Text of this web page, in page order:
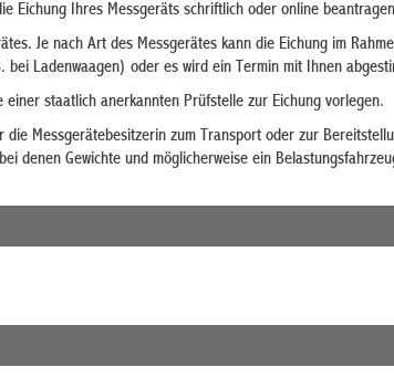
Eichung Ihres Messgeräts schriftlich oder online
Je nach Art des Messgerätes kann die Eichung im
Ladenwaagen) oder es wird ein Termin mit Ihnen
staatlich anerkannten Prüfstelle zur Eichung vorlegen.
Messgerätebesitzerin zum Transport oder zur
denen Gewichte und möglicherweise ein